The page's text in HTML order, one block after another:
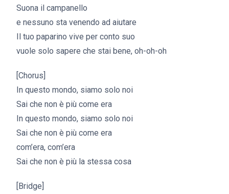
Suona il campanello
e nessuno sta venendo ad aiutare
Il tuo paparino vive per conto suo
vuole solo sapere che stai bene, oh-oh-oh
[Chorus]
In questo mondo, siamo solo noi
Sai che non è più come era
In questo mondo, siamo solo noi
Sai che non è più come era
com’era, com’era
Sai che non è più la stessa cosa
[Bridge]